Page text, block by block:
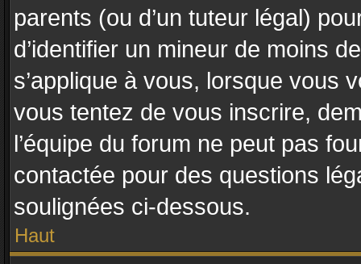
parents (ou d’un tuteur légal)
d’identifier un mineur de moins
s’applique à vous, lorsque vous
vous tentez de vous inscrire,
l’équipe du forum ne peut pas
contactée pour des questions
soulignées ci-dessous.
Haut